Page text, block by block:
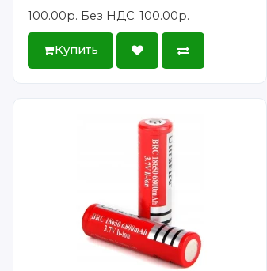
100.00р. Без НДС: 100.00р.
Купить